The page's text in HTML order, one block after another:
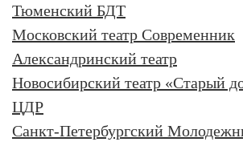
Тюменский БДТ
Московский театр Современник
Александринский театр
Новосибирский театр «Старый
ЦДР
Санкт-Петербургский